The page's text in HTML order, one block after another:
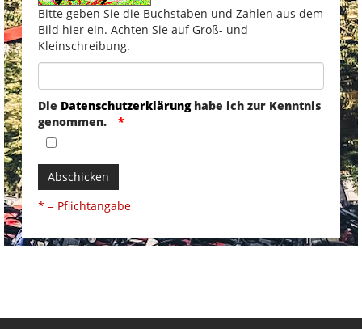
Bitte geben Sie die Buchstaben und Zahlen aus dem
Bild hier ein. Achten Sie auf Groß- und
Kleinschreibung.
Die Datenschutzerklärunghabe ich zur Kenntnis
genommen.
Abschicken
* = Pflichtangabe